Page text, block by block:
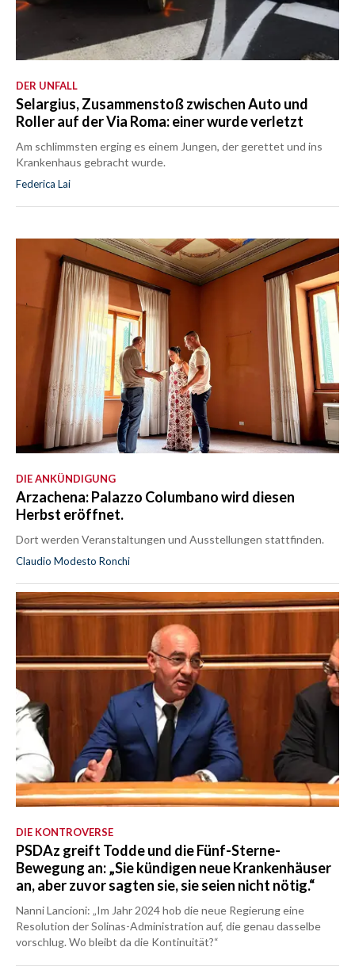
DER UNFALL
Selargius, Zusammenstoß zwischen Auto und
Roller auf der Via Roma: einer wurde verletzt
Am schlimmsten erging es einem Jungen, der gerettet und ins
Krankenhaus gebracht wurde.
Federica Lai
DIE ANKÜNDIGUNG
Arzachena: Palazzo Columbano wird diesen
Herbst eröffnet.
Dort werden Veranstaltungen und Ausstellungen stattfinden.
Claudio Modesto Ronchi
DIE KONTROVERSE
PSDAz greift Todde und die Fünf-Sterne-
Bewegung an: „Sie kündigen neue Krankenhäuser
an, aber zuvor sagten sie, sie seien nicht nötig.“
Nanni Lancioni: „Im Jahr 2024 hob die neue Regierung eine
Resolution der Solinas-Administration auf, die genau dasselbe
vorschlug. Wo bleibt da die Kontinuität?“